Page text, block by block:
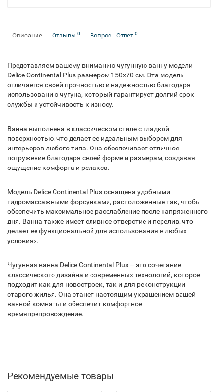
Описание Отзывы 0 Вопрос - Ответ 0
Представляем вашему вниманию чугунную ванну модели
Delice Continental Plus размером 150x70 см. Эта модель
отличается своей прочностью и надежностью благодаря
использованию чугуна, который гарантирует долгий срок
службы и устойчивость к износу.
Ванна выполнена в классическом стиле с гладкой
поверхностью, что делает ее идеальным выбором для
интерьеров любого типа. Она обеспечивает отличное
погружение благодаря своей форме и размерам, создавая
ощущение комфорта и релакса.
Модель Delice Continental Plus оснащена удобными
гидромассажными форсунками, расположенные так, чтобы
обеспечить максимальное расслабление после напряженного
дня. Ванна также имеет сливное отверстие и перелив, что
делает ее функциональной для использования в любых
условиях.
Чугунная ванна Delice Continental Plus – это сочетание
классического дизайна и современных технологий, которое
подходит как для новостроек, так и для реконструкции
старого жилья. Она станет настоящим украшением вашей
ванной комнаты и обеспечит комфортное
времяпрепровождение.
Рекомендуемые товары